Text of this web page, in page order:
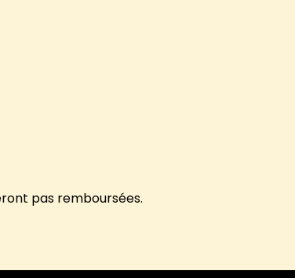
pas remboursées.